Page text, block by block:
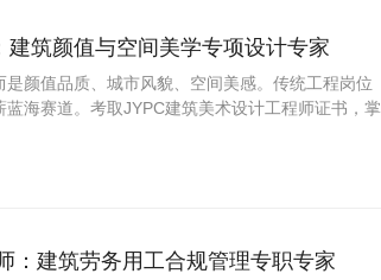
筑颜值与空间美学专项设计专家
颜值品质、城市风貌、空间美感。传统工程岗位
海赛道。考取JYPC建筑美术设计工程师证书，掌
：建筑劳务用工合规管理专职专家